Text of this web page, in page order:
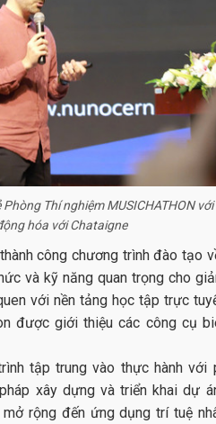
Thí nghiệm MUSICHATHON với
hóa với Chataigne
công chương trình đào tạo
và kỹ năng quan trọng cho
với nền tảng học tập trực
được giới thiệu các công cụ
tập trung vào thực hành với
xây dựng và triển khai dự
rộng đến ứng dụng trí tuệ